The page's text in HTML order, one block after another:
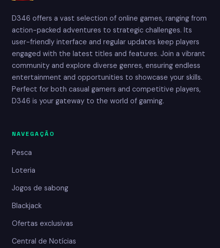
D346 offers a vast selection of online games, ranging from
action-packed adventures to strategic challenges. Its
user-friendly interface and regular updates keep players
engaged with the latest titles and features. Join a vibrant
community and explore diverse genres, ensuring endless
entertainment and opportunities to showcase your skills.
Perfect for both casual gamers and competitive players,
D346 is your gateway to the world of gaming.
NAVEGAÇÃO
Pesca
Loteria
Jogos de sabong
Blackjack
Ofertas exclusivas
Central de Notícias